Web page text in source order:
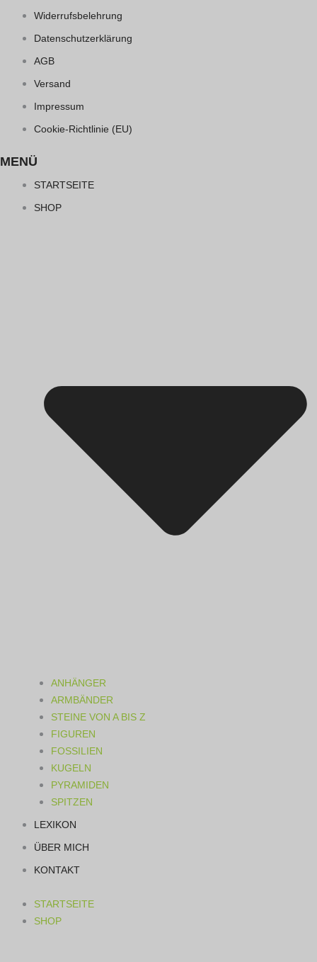
Widerrufsbelehrung
Datenschutzerklärung
AGB
Versand
Impressum
Cookie-Richtlinie (EU)
MENÜ
STARTSEITE
SHOP
ANHÄNGER
ARMBÄNDER
STEINE VON A BIS Z
FIGUREN
FOSSILIEN
KUGELN
PYRAMIDEN
SPITZEN
LEXIKON
ÜBER MICH
KONTAKT
STARTSEITE
SHOP